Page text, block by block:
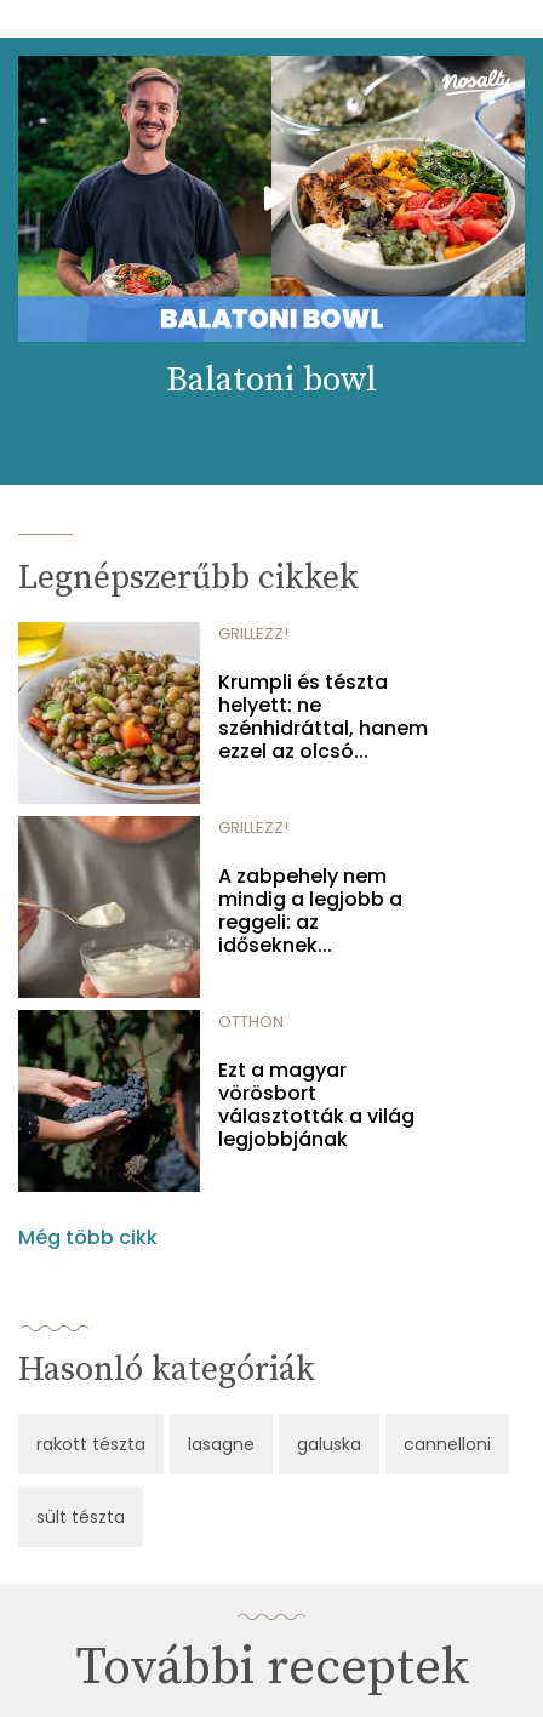
Balatoni bowl
Legnépszerűbb cikkek
GRILLEZZ!
Krumpli és tészta
helyett: ne
szénhidráttal, hanem
ezzel az olcsó...
GRILLEZZ!
A zabpehely nem
mindig a legjobb a
reggeli: az
időseknek...
OTTHON
Ezt a magyar
vörösbort
választották a világ
legjobbjának
Még több cikk
Hasonló kategóriák
rakott tészta lasagne galuska cannelloni
sült tészta
További receptek